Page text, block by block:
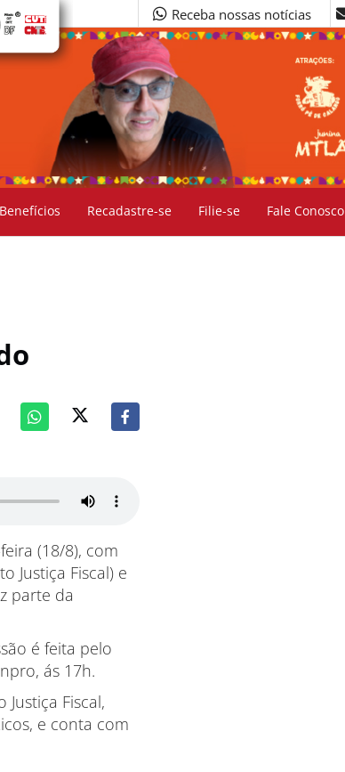
Receba nossas notícias
Benefícios Recadastre-se Filie-se Fale Conosco
(18/8), com
Justiça Fiscal) e
parte da
é feita pelo
ás 17h.
Fiscal,
e conta com